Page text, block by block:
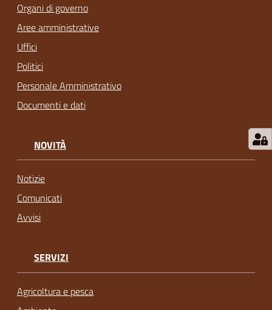
Organi di governo
Aree amministrative
Uffici
Politici
Personale Amministrativo
Documenti e dati
NOVITÀ
Notizie
Comunicati
Avvisi
SERVIZI
Agricoltura e pesca